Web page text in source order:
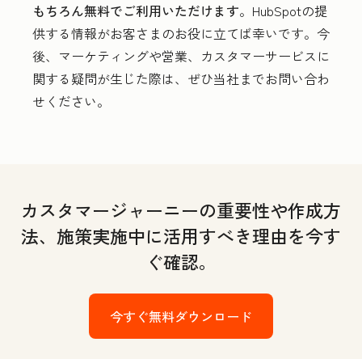
もちろん無料でご利用いただけます。HubSpotの提
供する情報がお客さまのお役に立てば幸いです。今
後、マーケティングや営業、カスタマーサービスに
関する疑問が生じた際は、ぜひ当社までお問い合わ
せください。
カスタマージャーニーの重要性や作成方
法、施策実施中に活用すべき理由を今す
ぐ確認。
今すぐ無料ダウンロード